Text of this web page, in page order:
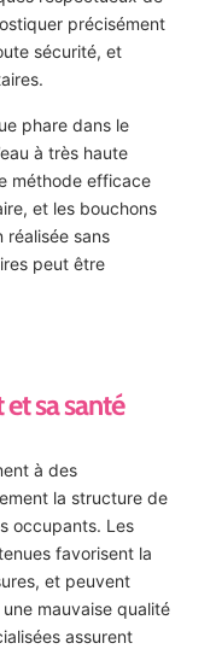
précisément
sécurité, et
phare dans le
à très haute
méthode efficace
et les bouchons
réalisée sans
peut être
sa santé
à des
la structure de
occupants. Les
favorisent la
et peuvent
mauvaise qualité
assurent